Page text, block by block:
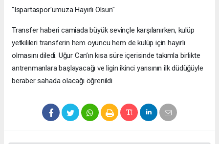
​"Ispartaspor'umuza Hayırlı Olsun"
​Transfer haberi camiada büyük sevinçle karşılanırken, kulüp
yetkilileri transferin hem oyuncu hem de kulüp için hayırlı
olmasını diledi. Uğur Can’ın kısa süre içerisinde takımla birlikte
antrenmanlara başlayacağı ve ligin ikinci yarısının ilk düdüğüyle
beraber sahada olacağı öğrenildi